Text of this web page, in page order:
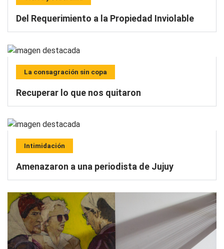
Del Requerimiento a la Propiedad Inviolable
La consagración sin copa
Recuperar lo que nos quitaron
Intimidación
Amenazaron a una periodista de Jujuy